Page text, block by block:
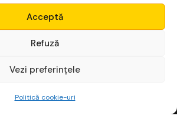
Acceptă
Refuză
Vezi preferințele
Politică cookie-uri
Platformă financiară
pentru non-finanțiști
Micro Alpha
Începe gratuit